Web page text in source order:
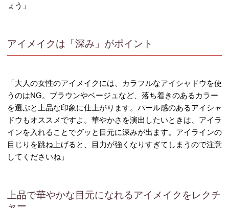
ょう」
アイメイクは「深み」がポイント
「大人の女性のアイメイクには、カラフルなアイシャドウを使
うのはNG。ブラウンやベージュなど、落ち着きのあるカラー
を選ぶと上品な印象に仕上がります。パール感のあるアイシャ
ドウもオススメですよ。華やかさを演出したいときは、アイラ
インを入れることでグッと目元に深みが出ます。アイラインの
目じりを跳ね上げると、目力が強くなりすぎてしまうので注意
してくださいね」
上品で華やかな目元になれるアイメイクをレクチ